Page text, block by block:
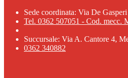
Sede coordinata: Via De
Tel. 0362 507051 - Cod. mecc.
Succursale: Via A. Cantore 4,
0362 340882